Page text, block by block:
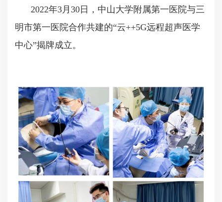
2022年3月30日，中山大学附属第一医院与三
明市第一医院合作共建的“云++5G远程超声医学
中心”揭牌成立。